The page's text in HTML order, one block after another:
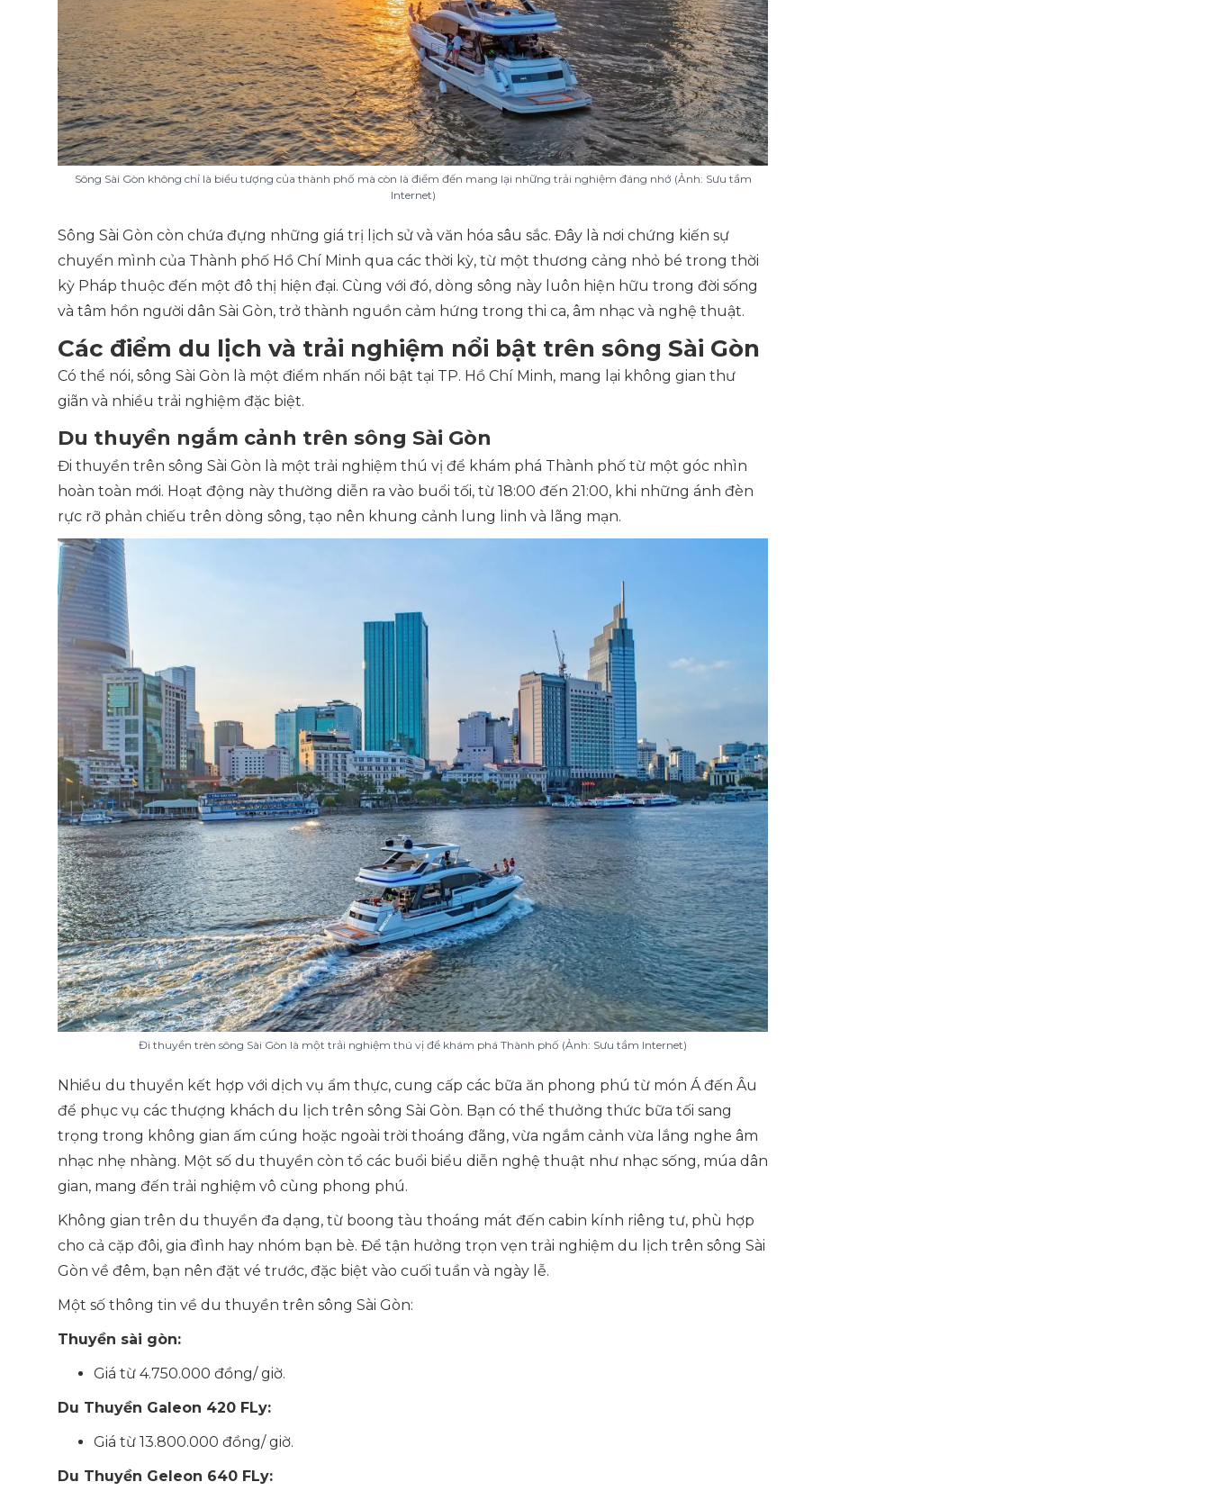
Sông Sài Gòn không chỉ là biểu tượng của thành phố mà còn là điểm đến mang lại những trải nghiệm đáng nhớ (Ảnh: Sưu tầm
Internet)
Sông Sài Gòn còn chứa đựng những giá trị lịch sử và văn hóa sâu sắc. Đây là nơi chứng kiến sự
chuyển mình của Thành phố Hồ Chí Minh qua các thời kỳ, từ một thương cảng nhỏ bé trong thời
kỳ Pháp thuộc đến một đô thị hiện đại. Cùng với đó, dòng sông này luôn hiện hữu trong đời sống
và tâm hồn người dân Sài Gòn, trở thành nguồn cảm hứng trong thi ca, âm nhạc và nghệ thuật.
Các điểm du lịch và trải nghiệm nổi bật trên sông Sài Gòn
Có thể nói, sông Sài Gòn là một điểm nhấn nổi bật tại TP. Hồ Chí Minh, mang lại không gian thư
giãn và nhiều trải nghiệm đặc biệt.
Du thuyền ngắm cảnh trên sông Sài Gòn
Đi thuyền trên sông Sài Gòn là một trải nghiệm thú vị để khám phá Thành phố từ một góc nhìn
hoàn toàn mới. Hoạt động này thường diễn ra vào buổi tối, từ 18:00 đến 21:00, khi những ánh đèn
rực rỡ phản chiếu trên dòng sông, tạo nên khung cảnh lung linh và lãng mạn.
Đi thuyền trên sông Sài Gòn là một trải nghiệm thú vị để khám phá Thành phố (Ảnh: Sưu tầm Internet)
Nhiều du thuyền kết hợp với dịch vụ ẩm thực, cung cấp các bữa ăn phong phú từ món Á đến Âu
để phục vụ các thượng khách du lịch trên sông Sài Gòn. Bạn có thể thưởng thức bữa tối sang
trọng trong không gian ấm cúng hoặc ngoài trời thoáng đãng, vừa ngắm cảnh vừa lắng nghe âm
nhạc nhẹ nhàng. Một số du thuyền còn tổ các buổi biểu diễn nghệ thuật như nhạc sống, múa dân
gian, mang đến trải nghiệm vô cùng phong phú.
Không gian trên du thuyền đa dạng, từ boong tàu thoáng mát đến cabin kính riêng tư, phù hợp
cho cả cặp đôi, gia đình hay nhóm bạn bè. Để tận hưởng trọn vẹn trải nghiệm du lịch trên sông Sài
Gòn về đêm, bạn nên đặt vé trước, đặc biệt vào cuối tuần và ngày lễ.
Một số thông tin về du thuyền trên sông Sài Gòn:
Thuyền sài gòn:
Giá từ 4.750.000 đồng/ giờ.
Du Thuyền Galeon 420 FLy:
Giá từ 13.800.000 đồng/ giờ.
Du Thuyền Geleon 640 FLy: